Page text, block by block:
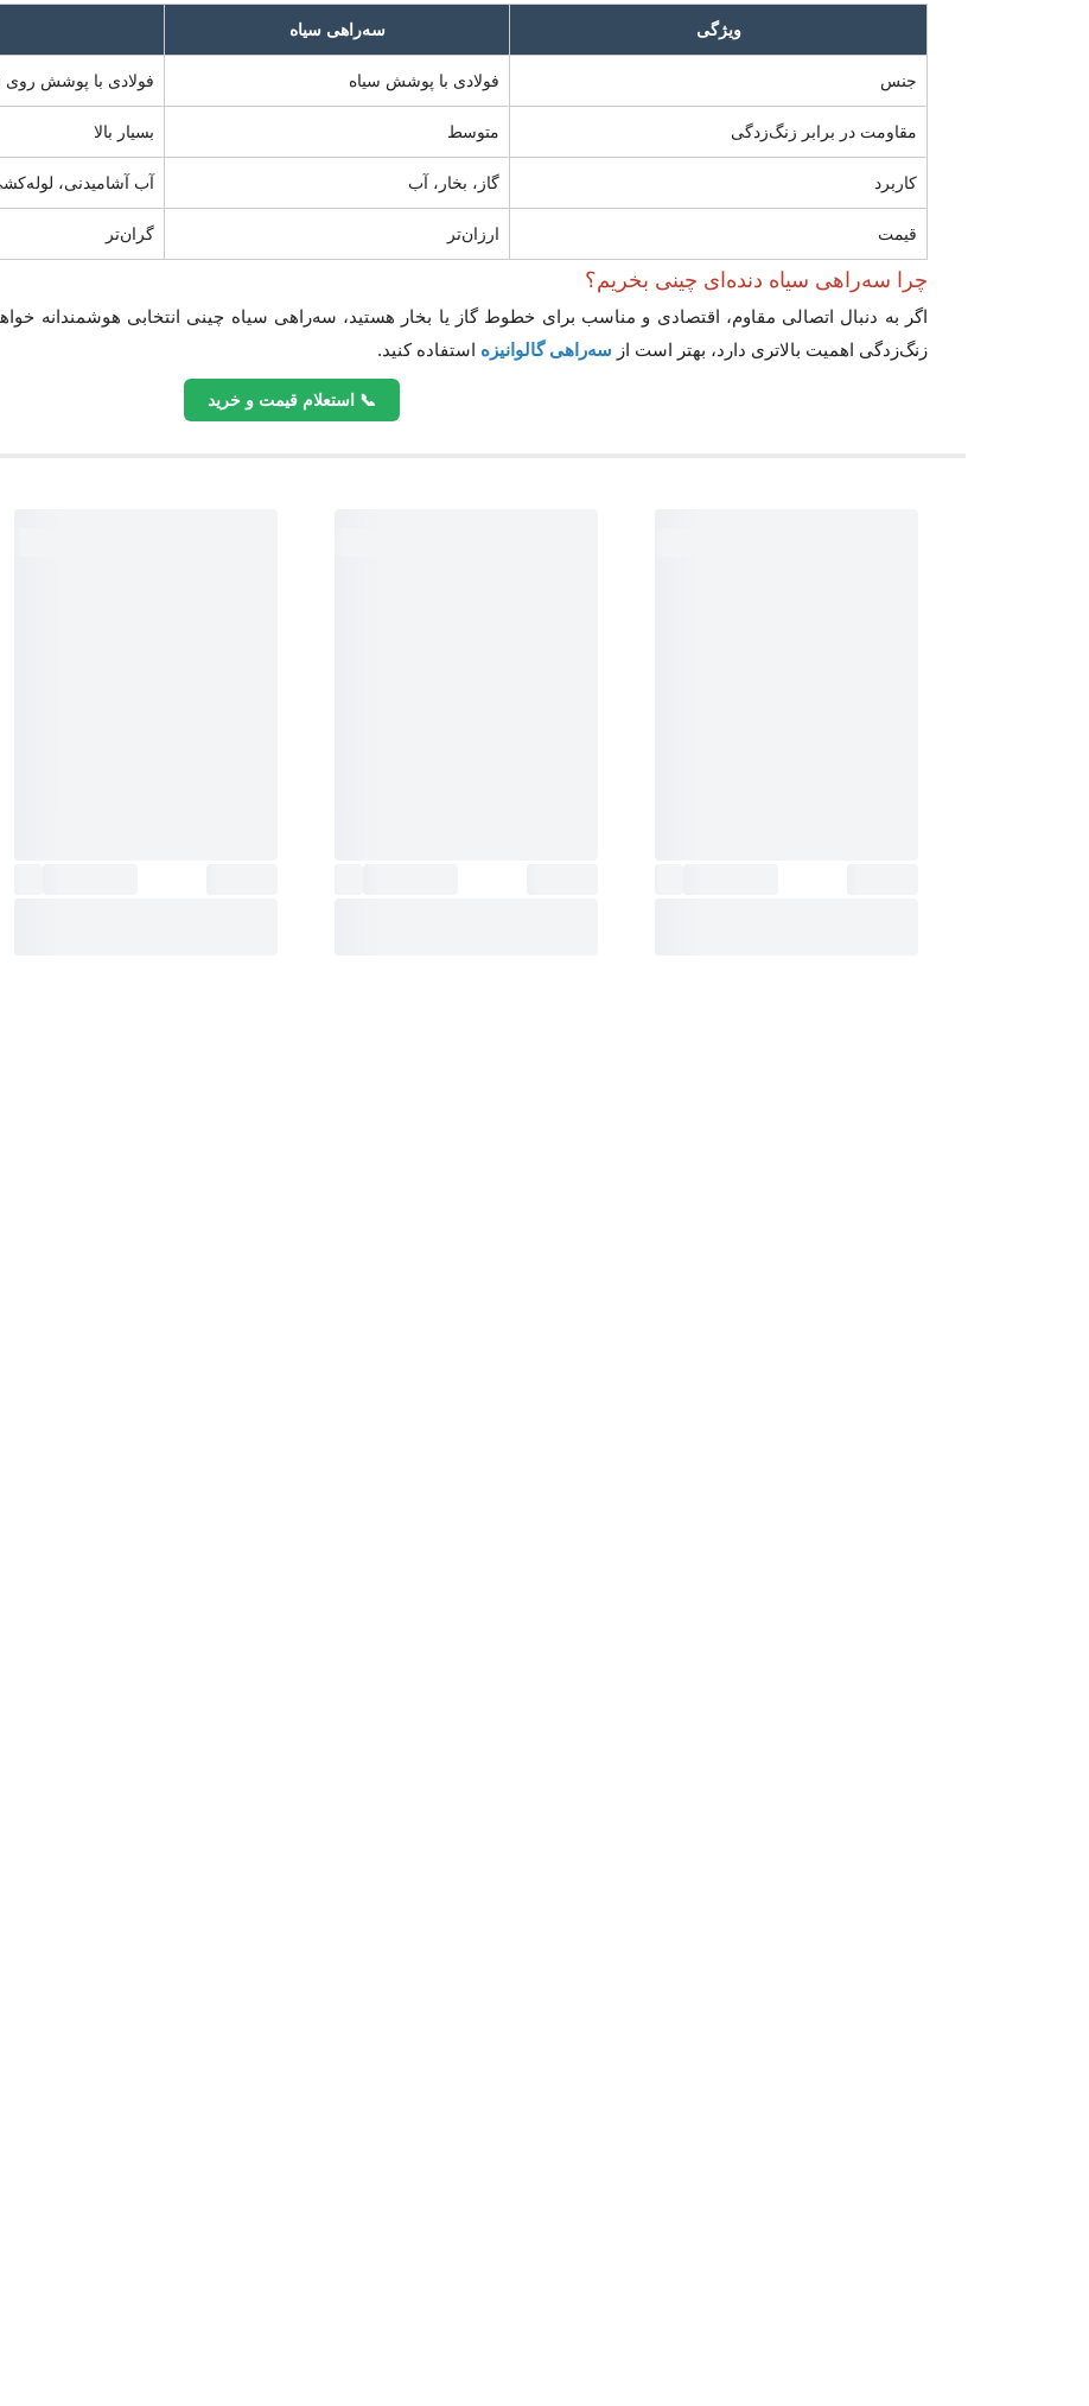
ویژگی سه‌راهی سیاه
جنس فولادی با پوشش سیاه فولادی با پوشش روی
مقاومت در برابر زنگ‌زدگی متوسط بسیار بالا
کاربرد گاز، بخار، آب آب آشامیدنی،
قیمت ارزان‌تر گران‌تر
چرا سه‌راهی سیاه دنده‌ای چینی بخریم؟
اگر به دنبال اتصالی مقاوم، اقتصادی و مناسب برای خطوط گاز یا بخار هستید، سه‌راهی سیاه چینی انتخابی هوشمندانه
زنگ‌زدگی اهمیت بالاتری دارد، بهتر است از سه‌راهی گالوانیزه استفاده کنید.
📞 استعلام قیمت و خرید